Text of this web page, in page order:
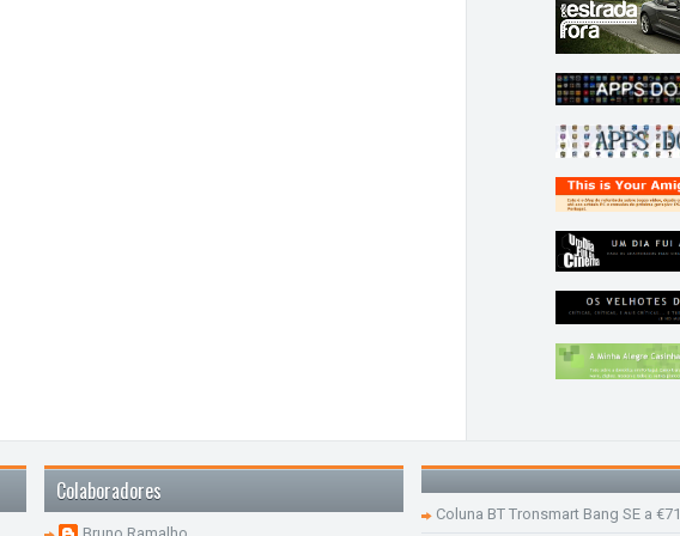
Colaboradores
Coluna BT Tronsmart Bang SE a €71